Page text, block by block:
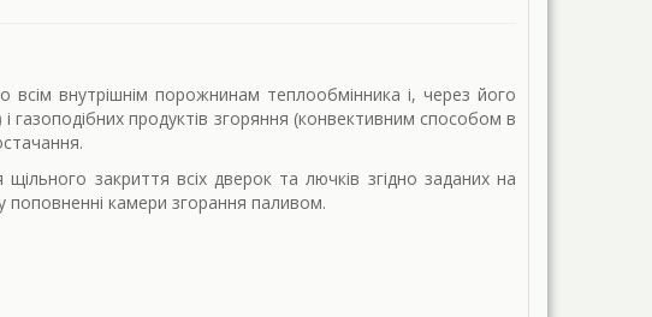
внутрішнім порожнинам теплообмінника і, через його
газоподібних продуктів згоряння (конвективним способом в
закриття всіх дверок та лючків згідно заданих на
поповненні камери згорання паливом.